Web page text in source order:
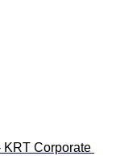
KRT Corporate